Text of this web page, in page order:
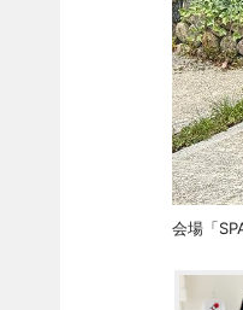
会場「